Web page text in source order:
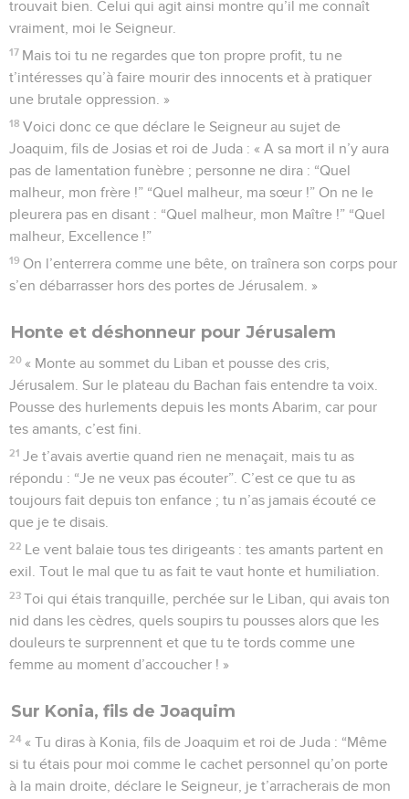
trouvait bien. Celui qui agit ainsi montre qu’il me connaît
vraiment, moi le Seigneur.
17 Mais toi tu ne regardes que ton propre profit, tu ne
t’intéresses qu’à faire mourir des innocents et à pratiquer
une brutale oppression. »
18 Voici donc ce que déclare le Seigneur au sujet de
Joaquim, fils de Josias et roi de Juda : « A sa mort il n’y aura
pas de lamentation funèbre ; personne ne dira : “Quel
malheur, mon frère !” “Quel malheur, ma sœur !” On ne le
pleurera pas en disant : “Quel malheur, mon Maître !” “Quel
malheur, Excellence !”
19 On l’enterrera comme une bête, on traînera son corps pour
s’en débarrasser hors des portes de Jérusalem. »
Honte et déshonneur pour Jérusalem
20 « Monte au sommet du Liban et pousse des cris,
Jérusalem. Sur le plateau du Bachan fais entendre ta voix.
Pousse des hurlements depuis les monts Abarim, car pour
tes amants, c’est fini.
21 Je t’avais avertie quand rien ne menaçait, mais tu as
répondu : “Je ne veux pas écouter”. C’est ce que tu as
toujours fait depuis ton enfance ; tu n’as jamais écouté ce
que je te disais.
22 Le vent balaie tous tes dirigeants : tes amants partent en
exil. Tout le mal que tu as fait te vaut honte et humiliation.
23 Toi qui étais tranquille, perchée sur le Liban, qui avais ton
nid dans les cèdres, quels soupirs tu pousses alors que les
douleurs te surprennent et que tu te tords comme une
femme au moment d’accoucher ! »
Sur Konia, fils de Joaquim
24 « Tu diras à Konia, fils de Joaquim et roi de Juda : “Même
si tu étais pour moi comme le cachet personnel qu’on porte
à la main droite, déclare le Seigneur, je t’arracherais de mon